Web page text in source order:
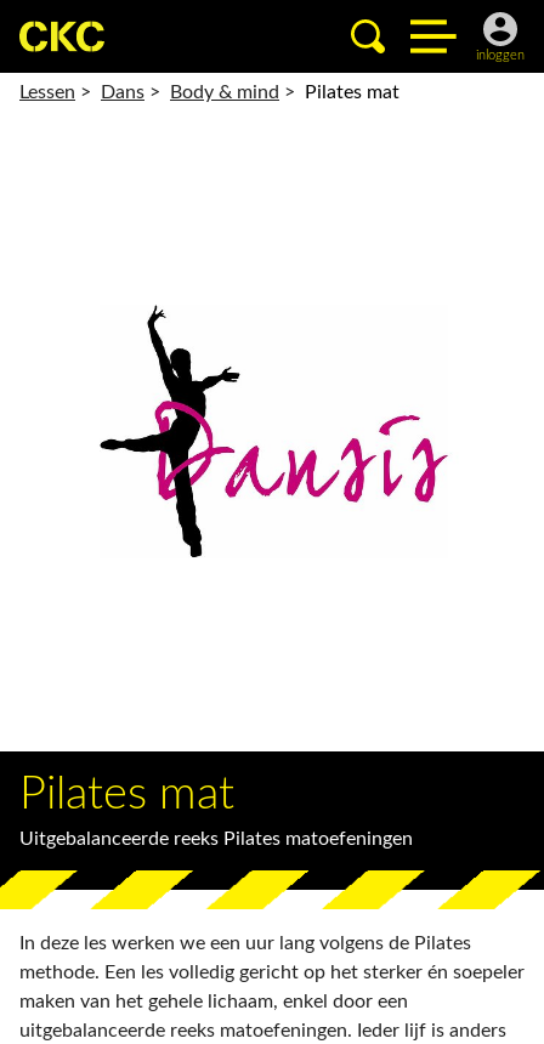
inloggen
Lessen > Dans > Body & mind > Pilates mat
Pilates mat
Uitgebalanceerde reeks Pilates matoefeningen
In deze les werken we een uur lang volgens de Pilates
methode. Een les volledig gericht op het sterker én soepeler
maken van het gehele lichaam, enkel door een
uitgebalanceerde reeks matoefeningen. Ieder lijf is anders